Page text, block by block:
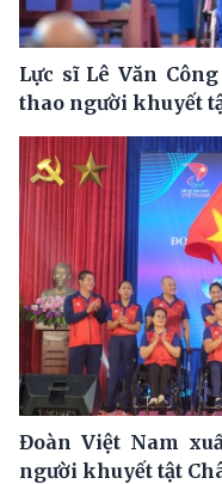
Lực sĩ Lê Văn
thao người khuyết
Đoàn Việt Nam
người khuyết tật